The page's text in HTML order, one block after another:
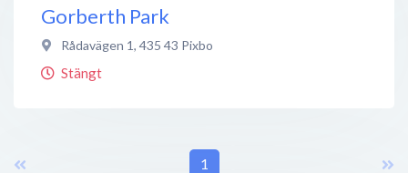
Gorberth Park
Rådavägen 1, 435 43 Pixbo
Stängt
1